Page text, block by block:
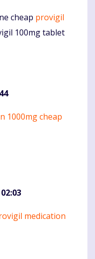
cheap provigil
100mg tablet
1000mg cheap
medication